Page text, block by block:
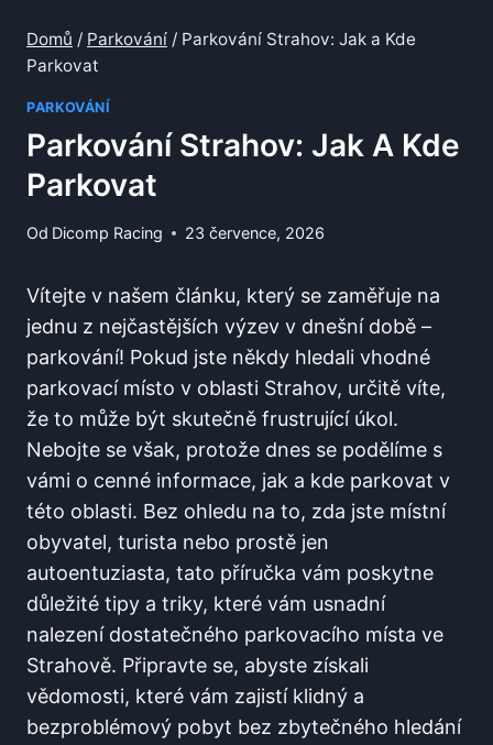
Domů / Parkování / Parkování Strahov: Jak a Kde
Parkovat
PARKOVÁNÍ
Parkování Strahov: Jak A Kde
Parkovat
Od Dicomp Racing 23 července, 2026
Vítejte v našem ⁢článku, který se zaměřuje na
jednu z nejčastějších výzev ​v dnešní době –
parkování!‍ Pokud jste ​někdy hledali vhodné
parkovací místo v oblasti Strahov, určitě víte,
že to ‍může být skutečně frustrující úkol.
Nebojte se však, protože dnes ‍se podělíme‍ s
vámi ‍o cenné‌ informace,⁣ jak a kde parkovat⁢ v
této oblasti. Bez ohledu ​na to, zda jste místní
obyvatel,‌ turista nebo prostě jen⁢
autoentuziasta, tato příručka vám poskytne
důležité tipy a triky, které ‍vám usnadní
nalezení dostatečného parkovacího místa ve
Strahově. Připravte se, abyste získali
⁣vědomosti, které vám zajistí klidný a
bezproblémový pobyt bez zbytečného hledání